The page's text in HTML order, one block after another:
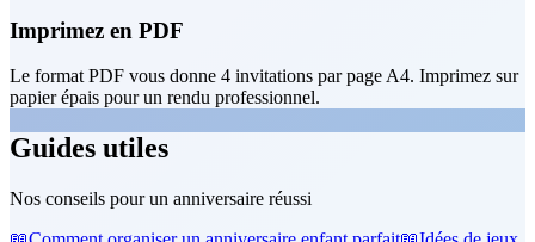
Imprimez en PDF
Le format PDF vous donne 4 invitations par page A4. Imprimez sur
papier épais pour un rendu professionnel.
Guides utiles
Nos conseils pour un anniversaire réussi